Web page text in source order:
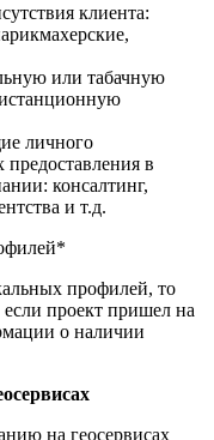
клиента:
или табачную
личного
в
консалтинг,
и т.д.
профилей, то
проект пришел на
о наличии